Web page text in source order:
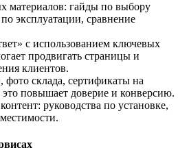
материалов: гайды по выбору
эксплуатации, сравнение
с использованием ключевых
продвигать страницы и
клиентов.
фото склада, сертификаты на
повышает доверие и конверсию.
руководства по установке,